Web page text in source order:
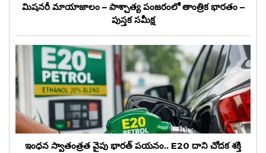
మిషనరీ మాయాజాలం – పాశ్చాత్య పంజరంలో తాంత్రిక భారతం –
పుస్తక సమీక్ష
ఇంధన స్వాతంత్రత వైపు భారత్ పయనం.. E20 దాని చోదక శక్తి